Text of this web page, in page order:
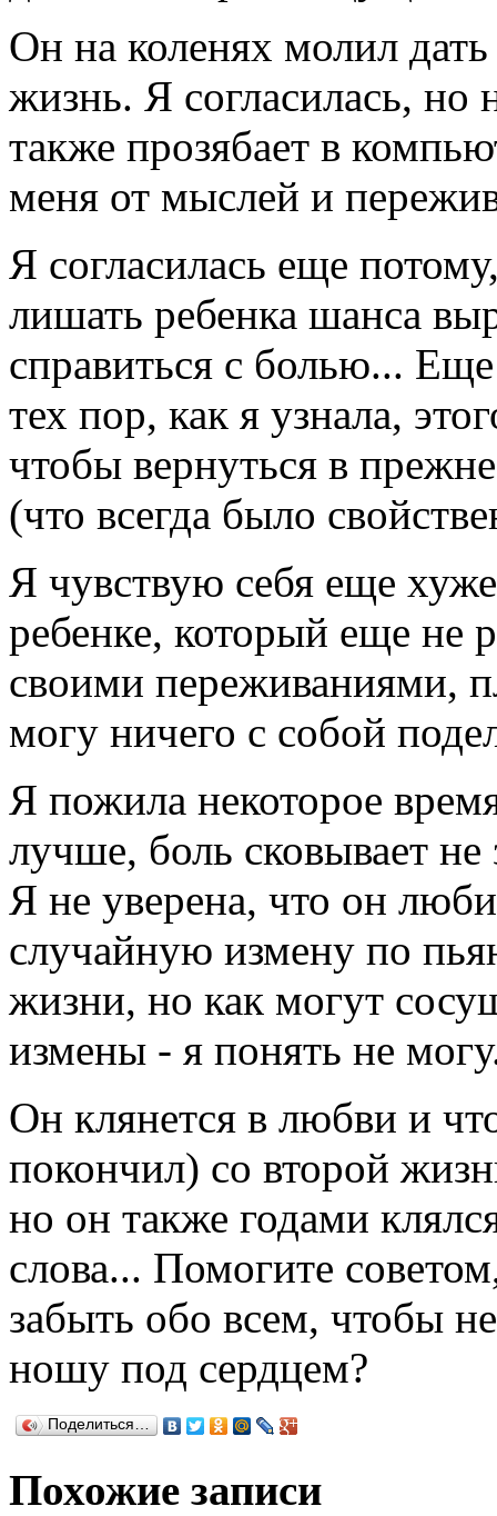
Он на коленях молил
жизнь. Я согласилась,
также прозябает в
меня от мыслей и
Я согласилась еще
лишать ребенка шанса
справиться с болью...
тех пор, как я узнала,
чтобы вернуться в
(что всегда было
Я чувствую себя еще
ребенке, который еще не
своими переживаниями,
могу ничего с собой
Я пожила некоторое
лучше, боль сковывает
Я не уверена, что он
случайную измену по
жизни, но как могут
измены - я понять не
Он клянется в любви и
покончил) со второй
но он также годами
слова... Помогите
забыть обо всем, чтобы
ношу под сердцем?
Поделиться…
Похожие записи